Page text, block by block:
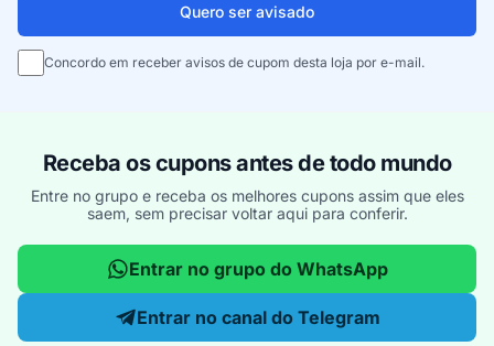
Quero ser avisado
Concordo em receber avisos de cupom desta loja por e-mail.
Receba os cupons antes de todo mundo
Entre no grupo e receba os melhores cupons assim que eles
saem, sem precisar voltar aqui para conferir.
Entrar no grupo do WhatsApp
Entrar no canal do Telegram